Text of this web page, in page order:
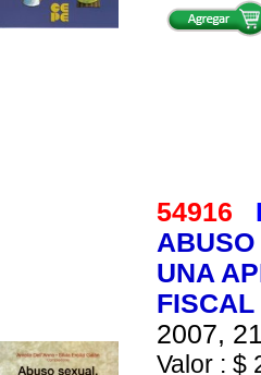
54916
UNA
2007,
Valor : $